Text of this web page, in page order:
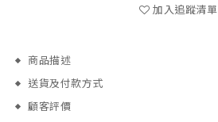
加入追蹤清單
商品描述
送貨及付款方式
顧客評價